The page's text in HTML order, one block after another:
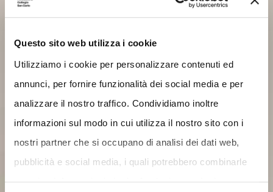
Questo sito web utilizza i cookie
Utilizziamo i cookie per personalizzare contenuti ed
annunci, per fornire funzionalità dei social media e per
analizzare il nostro traffico. Condividiamo inoltre
informazioni sul modo in cui utilizza il nostro sito con i
nostri partner che si occupano di analisi dei dati web,
pubblicità e social media, i quali potrebbero combinarle